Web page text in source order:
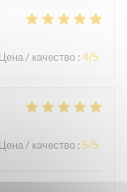
Цена / качество :4/5
Цена / качество : 5/5